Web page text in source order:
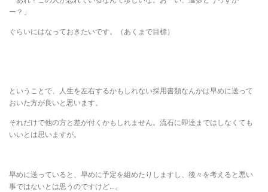
ー？」
ぐらいにはなっておきたいです。（あくまで目標）
ということで、人生を左右するかもしれない採用書類なんかは早めに送って
おいた方が良いと思います。
それだけで他の方と差が付くかもしれません。流石に即達まではしなくても
いいとは思いますが。
早めに送っていると、早めに予定を組めたりしますし、後々を考えると悪い
事ではないとは思うのですけど…。